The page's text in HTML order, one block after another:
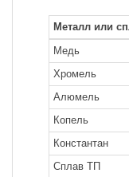
Металл или
Медь
Хромель
Алюмель
Копель
Константан
Сплав ТП